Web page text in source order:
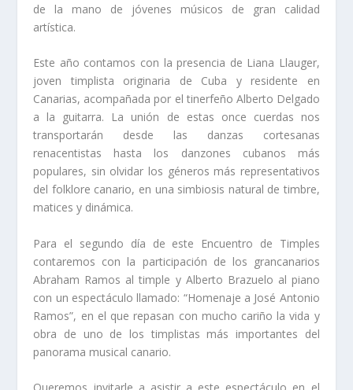
de la mano de jóvenes músicos de gran calidad
artística.
Este año contamos con la presencia de Liana Llauger,
joven timplista originaria de Cuba y residente en
Canarias, acompañada por el tinerfeño Alberto Delgado
a la guitarra. La unión de estas once cuerdas nos
transportarán desde las danzas cortesanas
renacentistas hasta los danzones cubanos más
populares, sin olvidar los géneros más representativos
del folklore canario, en una simbiosis natural de timbre,
matices y dinámica.
Para el segundo día de este Encuentro de Timples
contaremos con la participación de los grancanarios
Abraham Ramos al timple y Alberto Brazuelo al piano
con un espectáculo llamado: “Homenaje a José Antonio
Ramos”, en el que repasan con mucho cariño la vida y
obra de uno de los timplistas más importantes del
panorama musical canario.